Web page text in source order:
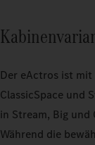
Der eActros ist
ClassicSpace und
in Stream, Big und
Während die